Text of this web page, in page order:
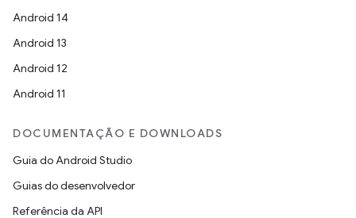
Android 14
Android 13
Android 12
Android 11
DOCUMENTAÇÃO E DOWNLOADS
Guia do Android Studio
Guias do desenvolvedor
Referência da API